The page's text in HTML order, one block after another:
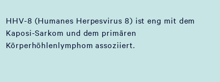
HHV-8 (Humanes Herpesvirus 8) ist eng mit dem
Kaposi-Sarkom und dem primären
Körperhöhlenlymphom assoziiert.